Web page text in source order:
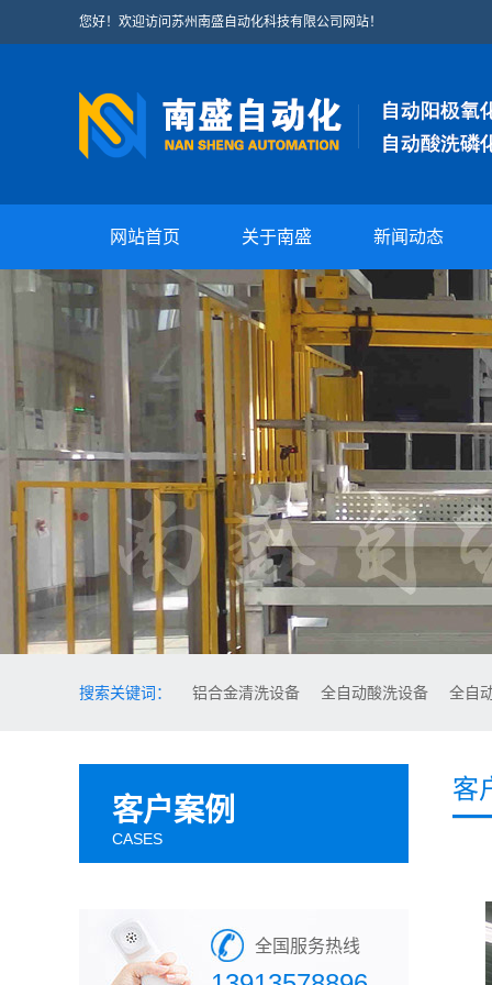
您好！欢迎访问苏州南盛自动化科技有限公司网站！
网站首页 关于南盛 新闻动态
搜索关键词： 铝合金清洗设备 全自动酸洗设备 全自
客户案例
CASES
全国服务热线
客